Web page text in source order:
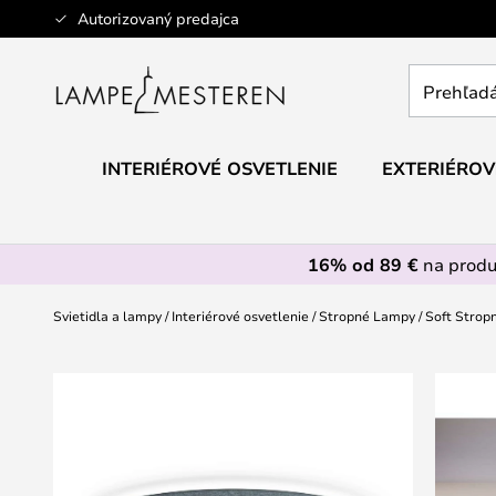
Autorizovaný predajca
Skip
to
obchod
INTERIÉROVÉ OSVETLENIE
16% od 89 €na
Svietidla a lampy Interiérové osvetlenie Stropné Lampy Soft